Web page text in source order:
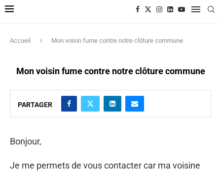
Accueil Mon voisin fume contre notre clôture commune
Mon voisin fume contre notre clôture commune
PARTAGER
Bonjour,
Je me permets de vous contacter car ma voisine